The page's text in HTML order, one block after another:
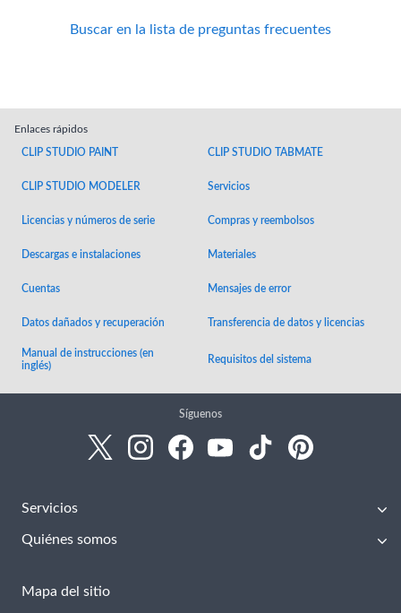
Buscar en la lista de preguntas frecuentes
Enlaces rápidos
CLIP STUDIO PAINT CLIP STUDIO TABMATE
CLIP STUDIO MODELER Servicios
Licencias y números de serie Compras y reembolsos
Descargas e instalaciones Materiales
Cuentas Mensajes de error
Datos dañados y recuperación Transferencia de datos y licencias
Manual de instrucciones (en
inglés)
Requisitos del sistema
Síguenos
Servicios
Quiénes somos
Mapa del sitio